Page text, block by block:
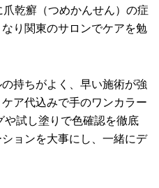
乾癬（つめかんせん）の症
り関東のサロンでケアを勉
持ちがよく、早い施術が強
ア代込みで手のワンカラー
試し塗りで色確認を徹底
ョンを大事にし、一緒にデ